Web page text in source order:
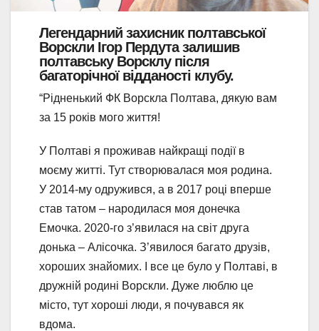
Легендарний захисник полтавської
Ворскли Ігор Пердута залишив
полтавську Ворсклу після
багаторічної відданості клубу.
“Рідненький ФК Ворскла Полтава, дякую вам
за 15 років мого життя!
У Полтаві я проживав найкращі події в
моєму житті. Тут створювалася моя родина.
У 2014-му одружився, а в 2017 році вперше
став татом – народилася моя донечка
Емочка. 2020-го з’явилася на світ друга
донька – Алісочка. З’явилося багато друзів,
хороших знайомих. І все це було у Полтаві, в
дружній родині Ворскли. Дуже люблю це
місто, тут хороші люди, я почувався як
вдома.